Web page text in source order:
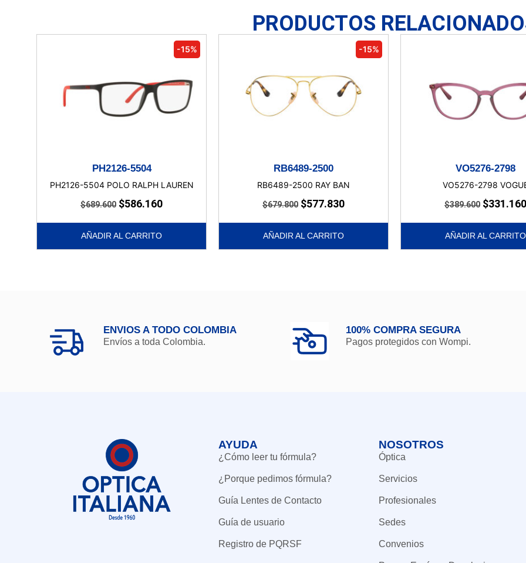
PRODUCTOS
-15%
PH2126-5504
PH2126-5504 POLO RALPH LAUREN
$689.600 $586.160
AÑADIR AL CARRITO
-15%
RB6489-2500
RB6489-2500 RAY BAN
$679.800 $577.830
AÑADIR AL CARRITO
VO5276-2798
VO5276-2798
$389.600 $331.160
AÑADIR AL CARRITO
ENVIOS A TODO COLOMBIA
Envíos a toda Colombia.
100% COMPRA SEGURA
Pagos protegidos con Wompi.
AYUDA
¿Cómo leer tu fórmula?
¿Porque pedimos fórmula?
Guía Lentes de Contacto
Guía de usuario
Registro de PQRSF
NOSOTROS
Óptica
Servicios
Profesionales
Sedes
Convenios